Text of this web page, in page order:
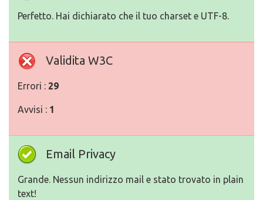
Perfetto. Hai dichiarato che il tuo charset e UTF-8.
Validita W3C
Errori : 29
Avvisi : 1
Email Privacy
Grande. Nessun indirizzo mail e stato trovato in plain
text!